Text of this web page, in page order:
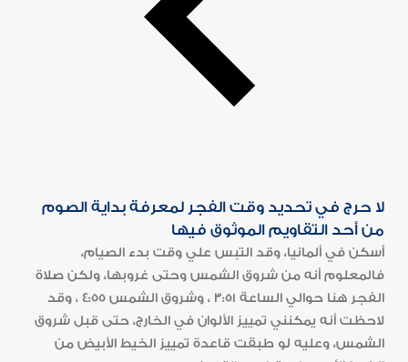
لا حرج في تحديد وقت الفجر لمعرفة بداية الصوم
من أحد التقاويم الموثوق فيها
أسكن في ألمانيا، وقد التبس علي وقت بدء الصيام،
فالمعلوم أنه من شروق الشمس وحتى غروبها، ولكن صلاة
الفجر هنا حوالي الساعة 3:51 ، وشروق الشمس 4:55 ، وقد
لاحظت أنه يمكنني تمييز الألوان في الخارج، حتى قبل شروق
الشمس، وعليه لو طبقت قاعدة تمييز الخيط الأبيض من